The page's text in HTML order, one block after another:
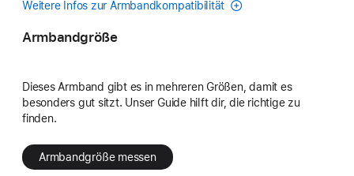
Weitere Infos zur Armbandkompatibilität
Armbandgröße
Dieses Armband gibt es in mehreren Größen, damit es
besonders gut sitzt. Unser Guide hilft dir, die richtige zu
finden.
Armbandgröße messen